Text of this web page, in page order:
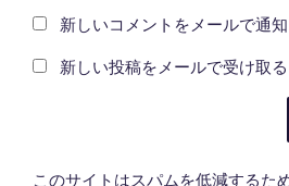
新しいコメントをメールで通知
新しい投稿をメールで受け取る
このサイトはスパムを低減するた